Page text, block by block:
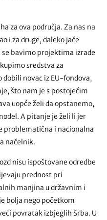
za ova područja. Za nas na
i za druge, daleko jače
bavimo projektima izrade
sredstva za
dobili novac iz EU-fondova,
što nam je s postojećim
uopće želi da opstanemo,
A pitanje je želi li jer
problematična i nacionalna
načelnik.
nisu ispoštovane odredbe
prednost pri
manjina u državnim i
bolja nego početkom
povratak izbjeglih Srba. U